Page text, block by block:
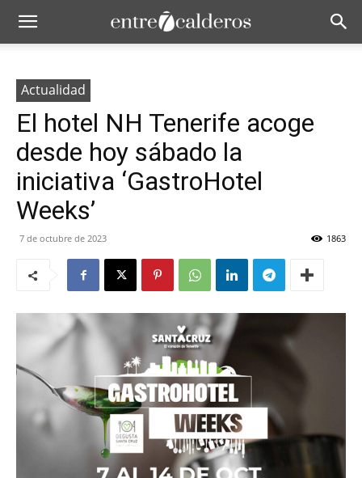
Actualidad
El hotel NH Tenerife acoge
desde hoy sábado la
iniciativa ‘GastroHotel
Weeks’
7 de octubre de 2023 1863